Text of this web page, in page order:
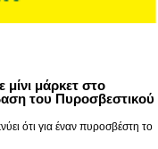
μάρκετ στο
του Πυροσβεστικού
ότι για έναν πυροσβέστη το